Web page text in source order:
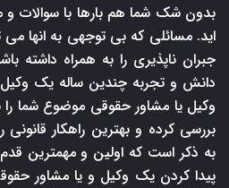
بدون شک شما هم بارها با سوالات
اید. مسائلی که بی توجهی به انها می
جبران ناپذیری را به همراه داشته
دانش و تجربه چندین ساله یک وکیل
وکیل یا مشاور حقوقی موضوع شما
بررسی کرده و بهترین راهکار قانونی
به ذکر است که اولین و مهمترین
پیدا کردن یک وکیل و یا مشاور